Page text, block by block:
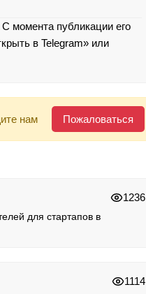
С момента публикации его
в Telegram» или
нам Пожаловаться
для стартапов в
1236
1114